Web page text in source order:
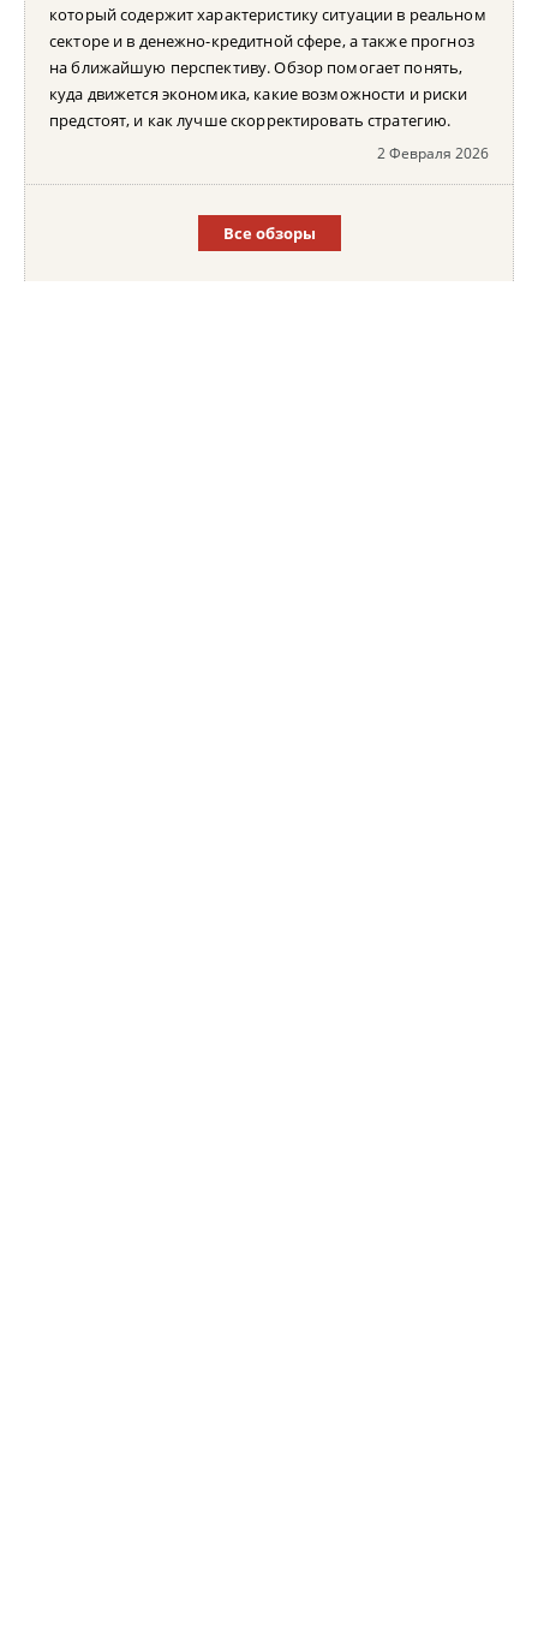
который содержит характеристику ситуации в реальном
секторе и в денежно-кредитной сфере, а также прогноз
на ближайшую перспективу. Обзор помогает понять,
куда движется экономика, какие возможности и риски
предстоят, и как лучше скорректировать стратегию.
2 Февраля 2026
Все обзоры